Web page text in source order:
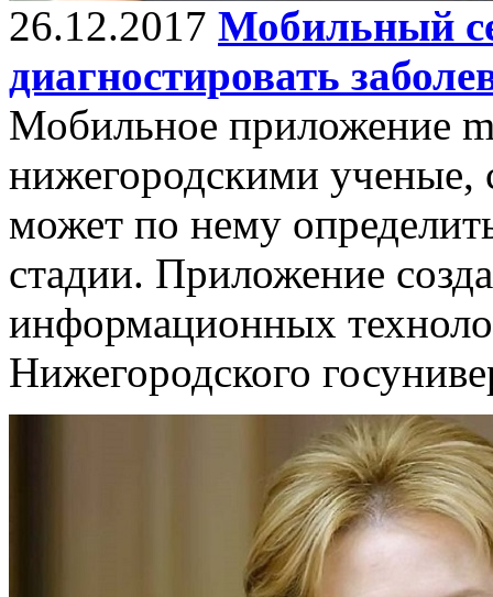
26.12.2017 Мобильный
диагностировать
Мобильное приложение
нижегородскими ученые,
может по нему
стадии. Приложение
информационных
Нижегородского